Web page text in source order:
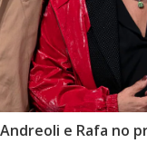
e Rafa no